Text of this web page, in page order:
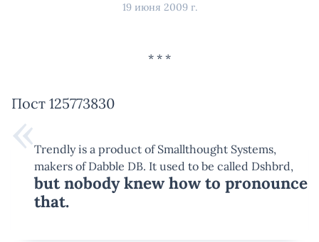
19 июня 2009 г.
Пост 125773830
Trendly is a product of Smallthought Systems,
makers of Dabble DB. It used to be called Dshbrd,
but nobody knew how to pronounce
that.